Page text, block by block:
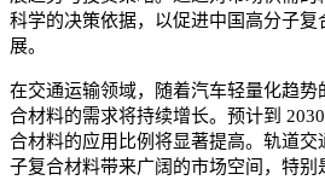
科学的决策依据，以促进中国高分子复
展。
在交通运输领域，随着汽车轻量化趋势
合材料的需求将持续增长。预计到
合材料的应用比例将显著提高。轨道
子复合材料带来广阔的市场空间，特